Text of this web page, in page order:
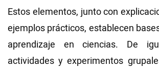
Estos elementos, junto con
ejemplos prácticos, establecen
aprendizaje en ciencias. De
actividades y experimentos